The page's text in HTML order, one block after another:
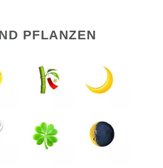
PFLANZEN